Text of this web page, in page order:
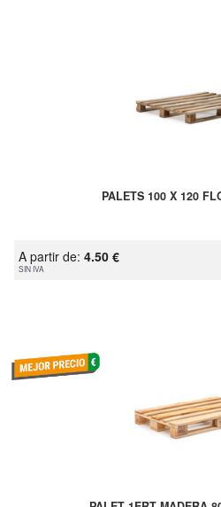
PALETS 100 X 120
A partir de: 4.50 €
SIN IVA